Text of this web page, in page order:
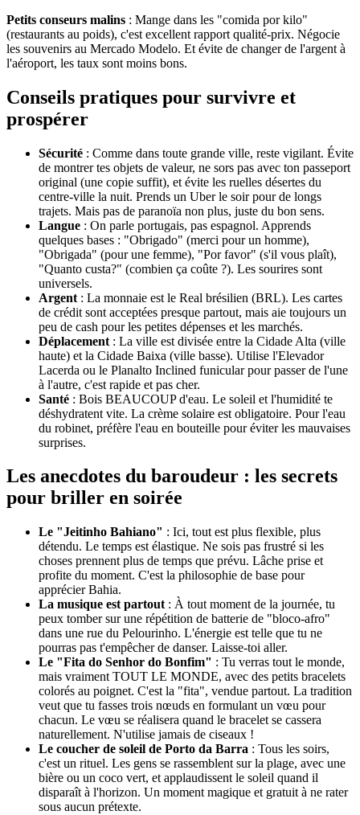
Petits conseurs malins : Mange dans les "comida por kilo"
(restaurants au poids), c'est excellent rapport qualité-prix. Négocie
les souvenirs au Mercado Modelo. Et évite de changer de l'argent à
l'aéroport, les taux sont moins bons.
Conseils pratiques pour survivre et
prospérer
Sécurité : Comme dans toute grande ville, reste vigilant. Évite
de montrer tes objets de valeur, ne sors pas avec ton passeport
original (une copie suffit), et évite les ruelles désertes du
centre-ville la nuit. Prends un Uber le soir pour de longs
trajets. Mais pas de paranoïa non plus, juste du bon sens.
Langue : On parle portugais, pas espagnol. Apprends
quelques bases : "Obrigado" (merci pour un homme),
"Obrigada" (pour une femme), "Por favor" (s'il vous plaît),
"Quanto custa?" (combien ça coûte ?). Les sourires sont
universels.
Argent : La monnaie est le Real brésilien (BRL). Les cartes
de crédit sont acceptées presque partout, mais aie toujours un
peu de cash pour les petites dépenses et les marchés.
Déplacement : La ville est divisée entre la Cidade Alta (ville
haute) et la Cidade Baixa (ville basse). Utilise l'Elevador
Lacerda ou le Planalto Inclined funicular pour passer de l'une
à l'autre, c'est rapide et pas cher.
Santé : Bois BEAUCOUP d'eau. Le soleil et l'humidité te
déshydratent vite. La crème solaire est obligatoire. Pour l'eau
du robinet, préfère l'eau en bouteille pour éviter les mauvaises
surprises.
Les anecdotes du baroudeur : les secrets
pour briller en soirée
Le "Jeitinho Bahiano" : Ici, tout est plus flexible, plus
détendu. Le temps est élastique. Ne sois pas frustré si les
choses prennent plus de temps que prévu. Lâche prise et
profite du moment. C'est la philosophie de base pour
apprécier Bahia.
La musique est partout : À tout moment de la journée, tu
peux tomber sur une répétition de batterie de "bloco-afro"
dans une rue du Pelourinho. L'énergie est telle que tu ne
pourras pas t'empêcher de danser. Laisse-toi aller.
Le "Fita do Senhor do Bonfim" : Tu verras tout le monde,
mais vraiment TOUT LE MONDE, avec des petits bracelets
colorés au poignet. C'est la "fita", vendue partout. La tradition
veut que tu fasses trois nœuds en formulant un vœu pour
chacun. Le vœu se réalisera quand le bracelet se cassera
naturellement. N'utilise jamais de ciseaux !
Le coucher de soleil de Porto da Barra : Tous les soirs,
c'est un rituel. Les gens se rassemblent sur la plage, avec une
bière ou un coco vert, et applaudissent le soleil quand il
disparaît à l'horizon. Un moment magique et gratuit à ne rater
sous aucun prétexte.